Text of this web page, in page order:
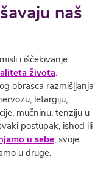
naš
i iščekivanje
života.
obrasca razmišljanja
letargiju,
mučninu, tenziju u
postupak, ishod ili
u sebe, svoje
u druge.